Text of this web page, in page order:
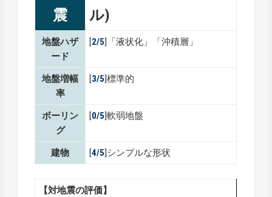
震
ル)
地盤ハザ
ード
[2/5]「液状化」「沖積層」
地盤増幅
率
[3/5]標準的
ボーリン
グ
[0/5]軟弱地盤
建物 [4/5]シンプルな形状
【対地震の評価】